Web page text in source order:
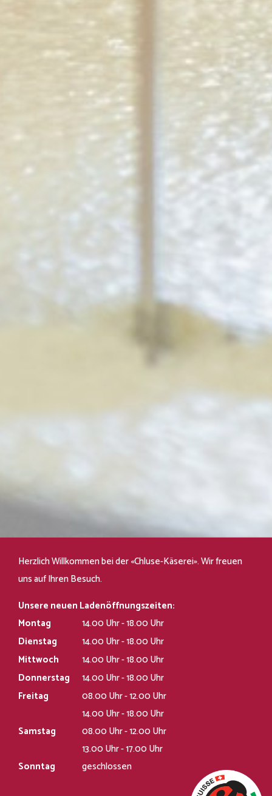
Herzlich Willkommen bei der «Chluse-Käserei». Wir freuen
uns auf Ihren Besuch.
Unsere neuen Ladenöffnungszeiten:
Montag
14.00 Uhr - 18.00 Uhr
Dienstag
14.00 Uhr - 18.00 Uhr
Mittwoch
14.00 Uhr - 18.00 Uhr
Donnerstag
14.00 Uhr - 18.00 Uhr
Freitag
08.00 Uhr - 12.00 Uhr
14.00 Uhr - 18.00 Uhr
Samstag
08.00 Uhr - 12.00 Uhr
13.00 Uhr - 17.00 Uhr
Sonntag
geschlossen